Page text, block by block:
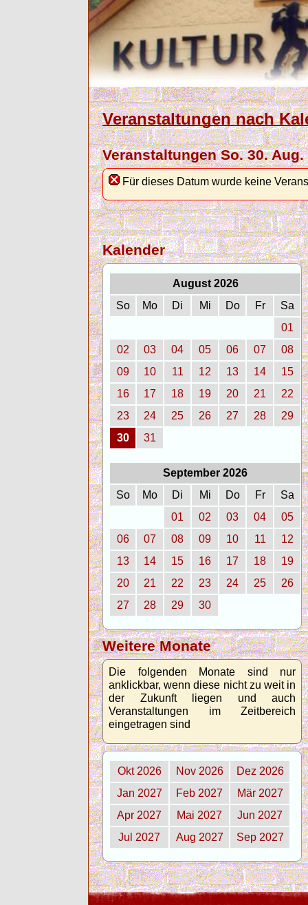
Veranstaltungen nach
Veranstaltungen So. 30. Aug.
Für dieses Datum wurde keine
Kalender
August 2026
So
Mo Di Mi Do Fr
Sa
01
02
03 04 05 06 07
08
09
10 11 12 13 14
15
16
17 18 19 20 21
22
23
24 25 26 27 28
29
30
31
September 2026
So
Mo Di Mi Do Fr
Sa
01
02 03 04
05
06
07 08 09 10 11
12
13
14 15 16 17 18
19
20
21 22 23 24 25
26
27
28 29 30
Weitere Monate
Die folgenden Monate sind nur
anklickbar, wenn diese nicht zu weit in
der Zukunft liegen und auch
Veranstaltungen im Zeitbereich
eingetragen sind
Okt 2026 Nov 2026
Dez 2026
Jan 2027
Feb 2027
Mär 2027
Apr 2027
Mai 2027
Jun 2027
Jul 2027
Aug 2027 Sep 2027